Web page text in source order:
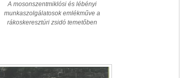
A mosonszentmiklósi és lébényi
munkaszolgálatosok emlékműve a
rákoskeresztúri zsidó temetőben